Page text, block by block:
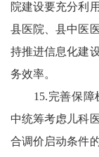
院建设要充分利
县医院、县中医
持推进信息化建
务效率。
15.完善保障机
中统筹考虑儿科
合调价启动条件